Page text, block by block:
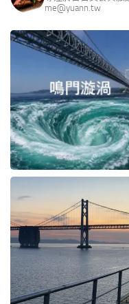
me@yuann.tw